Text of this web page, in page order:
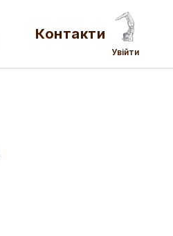
Контакти
Увійти